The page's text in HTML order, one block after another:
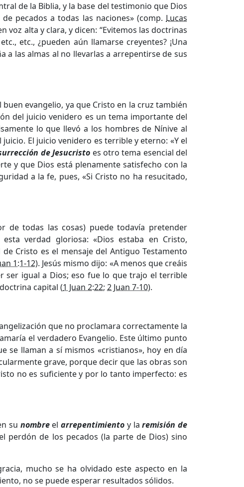
de la Biblia, y la base del testimonio que Dios
de pecados a todas las naciones» (comp. Lucas
voz alta y clara, y dicen: “Evitemos las doctrinas
etc., ¿pueden aún llamarse creyentes? ¡Una
a las almas al no llevarlas a arrepentirse de sus
evangelio, ya que Cristo en la cruz también
del juicio venidero es un tema importante del
lo que llevó a los hombres de Nínive al
El juicio venidero es terrible y eterno: «Y el
de Jesucristo es otro tema esencial del
y que Dios está plenamente satisfecho con la
a la fe, pues, «Si Cristo no ha resucitado,
de todas las cosas) puede todavía pretender
verdad gloriosa: «Dios estaba en Cristo,
de Cristo es el mensaje del Antiguo Testamento
1:1-12). Jesús mismo dijo: «A menos que creáis
ser igual a Dios; eso fue lo que trajo el terrible
capital (1 Juan 2:22; 2 Juan 7-10).
que no proclamara correctamente la
el verdadero Evangelio. Este último punto
llaman a sí mismos «cristianos», hoy en día
grave, porque decir que las obras son
no es suficiente y por lo tanto imperfecto: es
su nombreel arrepentimiento y laremisión de
perdón de los pecados (la parte de Dios) sino
mucho se ha olvidado este aspecto en la
no se puede esperar resultados sólidos.